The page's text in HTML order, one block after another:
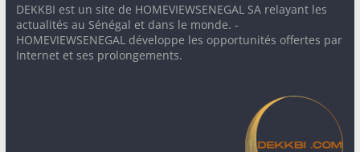
DEKKBI est un site de HOMEVIEWSENEGAL SA relayant les
actualités au Sénégal et dans le monde. -
HOMEVIEWSENEGAL développe les opportunités offertes par
Internet et ses prolongements.